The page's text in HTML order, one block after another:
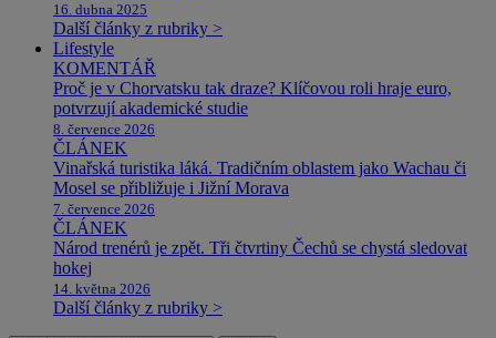
16. dubna 2025
Další články z rubriky >
Lifestyle
KOMENTÁŘ
Proč je v Chorvatsku tak draze? Klíčovou roli hraje euro,
potvrzují akademické studie
8. července 2026
ČLÁNEK
Vinařská turistika láká. Tradičním oblastem jako Wachau či
Mosel se přibližuje i Jižní Morava
7. července 2026
ČLÁNEK
Národ trenérů je zpět. Tři čtvrtiny Čechů se chystá sledovat
hokej
14. května 2026
Další články z rubriky >